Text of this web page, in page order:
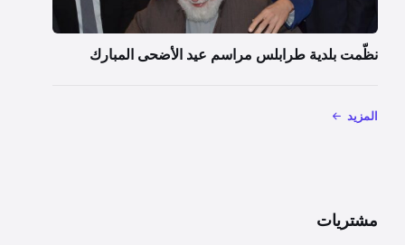
نظّمت بلدية طرابلس مراسم عيد الأضحى المبارك
المزيد
مشتريات